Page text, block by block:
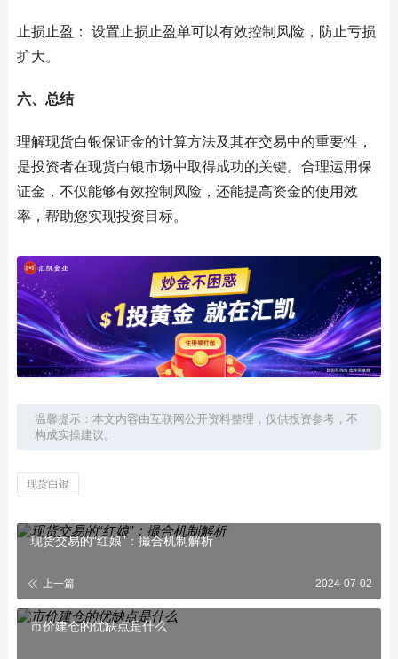
止损止盈： 设置止损止盈单可以有效控制风险，防止亏损
扩大。
六、总结
理解现货白银保证金的计算方法及其在交易中的重要性，
是投资者在现货白银市场中取得成功的关键。合理运用保
证金，不仅能够有效控制风险，还能提高资金的使用效
率，帮助您实现投资目标。
温馨提示：本文内容由互联网公开资料整理，仅供投资参考，不
构成实操建议。
现货白银
现货交易的“红娘”：撮合机制解析
上一篇 2024-07-02
市价建仓的优缺点是什么